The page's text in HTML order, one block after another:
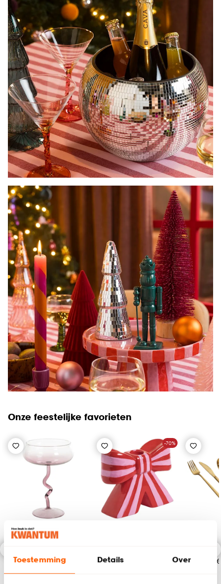
Toestemming Details Over
Onze feestelijke favorieten
Coupe Swirl Paars
200ml
-70%
Kandelaar Strik